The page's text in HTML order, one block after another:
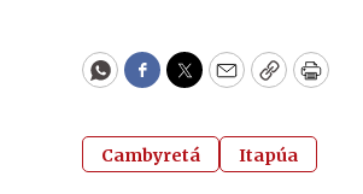
WhatsApp
Facebook
Twitter
EmailCopyPrint
Cambyretá Itapúa